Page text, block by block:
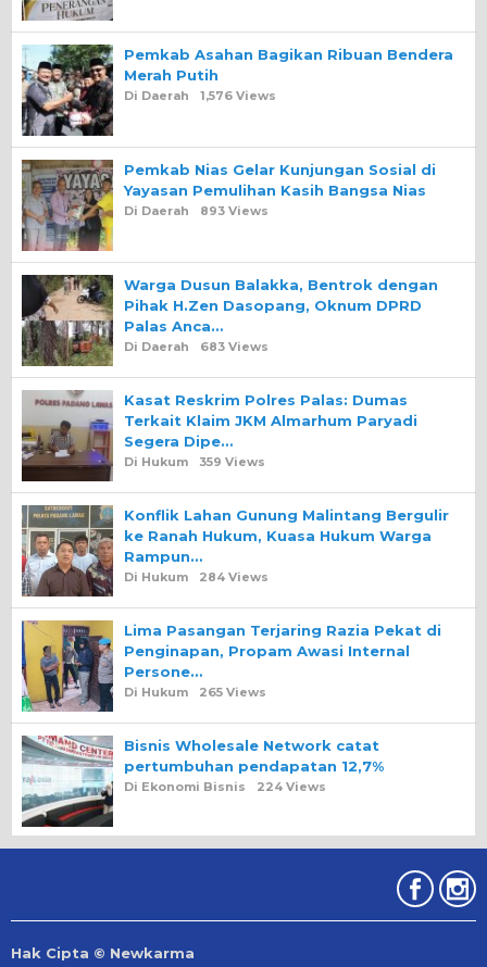
Pemkab Asahan Bagikan Ribuan Bendera
Merah Putih
Di Daerah 1,576 Views
Pemkab Nias Gelar Kunjungan Sosial di
Yayasan Pemulihan Kasih Bangsa Nias
Di Daerah 893 Views
Warga Dusun Balakka, Bentrok dengan
Pihak H.Zen Dasopang, Oknum DPRD
Palas Anca…
Di Daerah 683 Views
Kasat Reskrim Polres Palas: Dumas
Terkait Klaim JKM Almarhum Paryadi
Segera Dipe…
Di Hukum 359 Views
Konflik Lahan Gunung Malintang Bergulir
ke Ranah Hukum, Kuasa Hukum Warga
Rampun…
Di Hukum 284 Views
Lima Pasangan Terjaring Razia Pekat di
Penginapan, Propam Awasi Internal
Persone…
Di Hukum 265 Views
Bisnis Wholesale Network catat
pertumbuhan pendapatan 12,7%
Di Ekonomi Bisnis 224 Views
Hak Cipta © Newkarma